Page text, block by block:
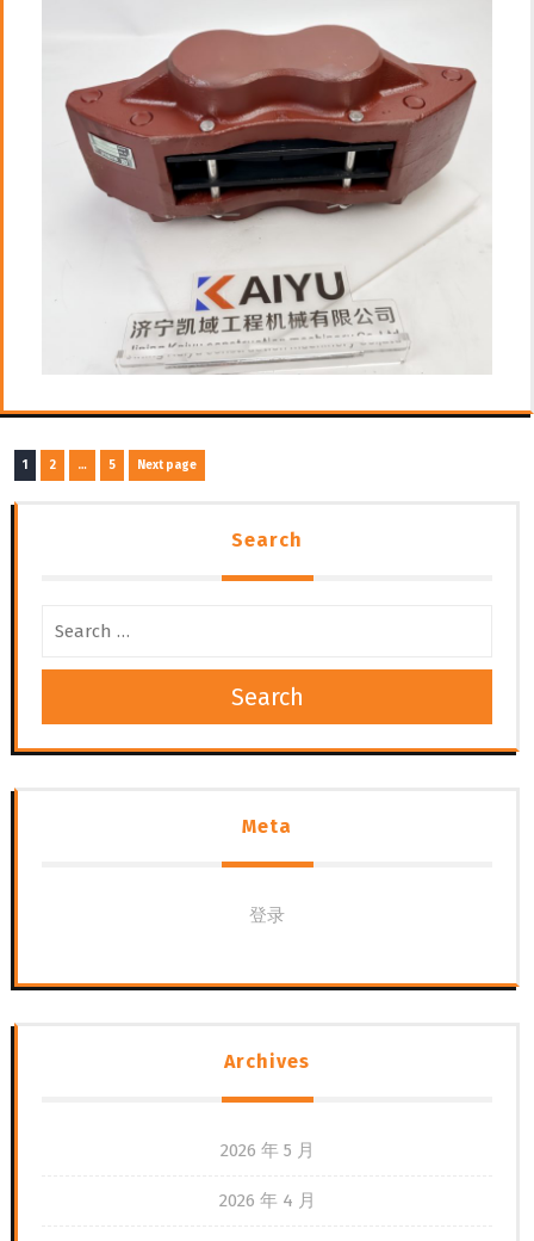
文
章
Page
1 Page
2 … Page
5 Next page
Search
Search
Meta
登录
Archives
2026 年 5 月
2026 年 4 月